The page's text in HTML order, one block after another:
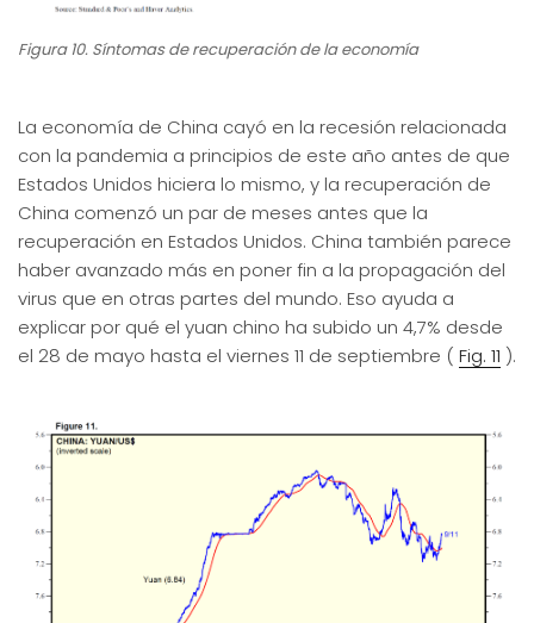
Figura 10. Síntomas de recuperación de la economía
La economía de China cayó en la recesión relacionada
con la pandemia a principios de este año antes de que
Estados Unidos hiciera lo mismo, y la recuperación de
China comenzó un par de meses antes que la
recuperación en Estados Unidos. China también parece
haber avanzado más en poner fin a la propagación del
virus que en otras partes del mundo. Eso ayuda a
explicar por qué el yuan chino ha subido un 4,7% desde
el 28 de mayo hasta el viernes 11 de septiembre ( Fig. 11 ).